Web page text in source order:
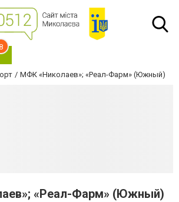
МФК «Николаев»; «Реал-Фарм» (Южный)
«Реал-Фарм» (Южный)